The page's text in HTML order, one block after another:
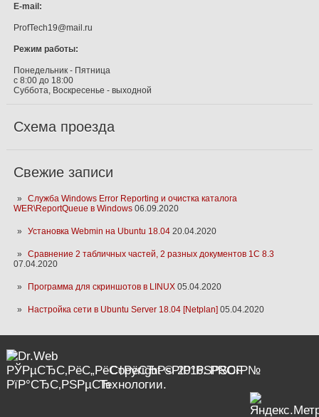
E-mail:
ProfTech19@mail.ru
Режим работы:
Понедельник - Пятница
с 8:00 до 18:00
Суббота, Воскресенье - выходной
Схема проезда
Свежие записи
Служба Windows Error Reporting и очистка каталога
WER\ReportQueue в Windows 06.09.2020
Установка Webmin на Ubuntu 18.04 20.04.2020
Сравнение 2 табличных частей, 2 разных документов 1С 8.3
07.04.2020
Программа для скриншотов в LINUX 05.04.2020
Настройка сети в Ubuntu Server 18.04 [Netplan] 05.04.2020
Copyright © 2016. PROF
Технологии.